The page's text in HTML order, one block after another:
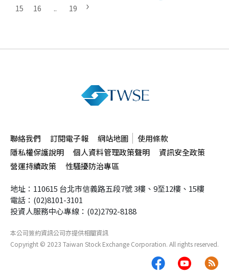
15
16 .. 19
聯絡我們 訂閱電子報 網站地圖
使用條款
隱私權保護說明
個人資料管理政策聲明
資訊安全政策
營運持續政策
性騷擾防治專區
地址：110615 台北市信義路五段7號3樓、9至12樓、15樓
電話：(02)8101-3101
投資人服務中心專線：(02)2792-8188
本公司簽約資訊公司亦提供相關資訊
Copyright © 2023 Taiwan Stock Exchange Corporation. All rights reserved.